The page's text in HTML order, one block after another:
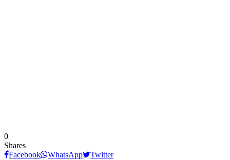
0
Shares
Facebook
WhatsApp Twitter